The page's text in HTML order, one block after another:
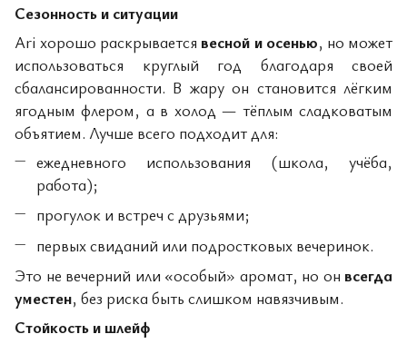
Сезонность и ситуации
Ari хорошо раскрывается весной и осенью, но может
использоваться круглый год благодаря своей
сбалансированности. В жару он становится лёгким
ягодным флером, а в холод — тёплым сладковатым
объятием. Лучше всего подходит для:
ежедневного использования (школа, учёба,
работа);
прогулок и встреч с друзьями;
первых свиданий или подростковых вечеринок.
Это не вечерний или «особый» аромат, но он всегда
уместен, без риска быть слишком навязчивым.
Стойкость и шлейф